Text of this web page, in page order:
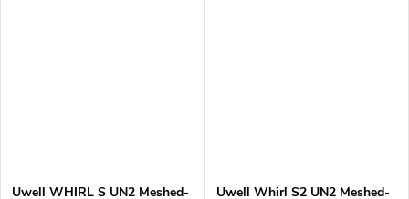
Uwell WHIRL S UN2 Meshed-
Uwell Whirl S2 UN2 Meshed-